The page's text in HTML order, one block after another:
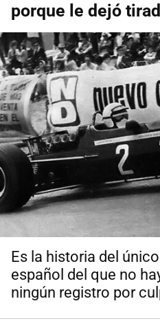
porque le dejó
Es la historia del
español del que no
ningún registro por